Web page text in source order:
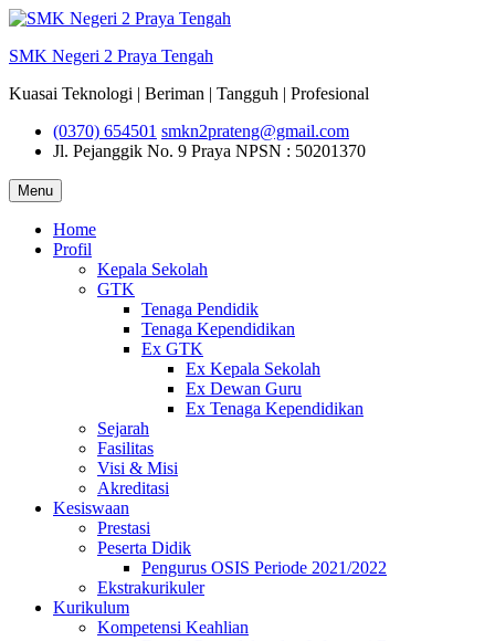
SMK Negeri 2 Praya Tengah
Kuasai Teknologi | Beriman | Tangguh | Profesional
(0370) 654501 smkn2prateng@gmail.com
Jl. Pejanggik No. 9 Praya NPSN : 50201370
Menu
Home
Profil
Kepala Sekolah
GTK
Tenaga Pendidik
Tenaga Kependidikan
Ex GTK
Ex Kepala Sekolah
Ex Dewan Guru
Ex Tenaga Kependidikan
Sejarah
Fasilitas
Visi & Misi
Akreditasi
Kesiswaan
Prestasi
Peserta Didik
Pengurus OSIS Periode 2021/2022
Ekstrakurikuler
Kurikulum
Kompetensi Keahlian